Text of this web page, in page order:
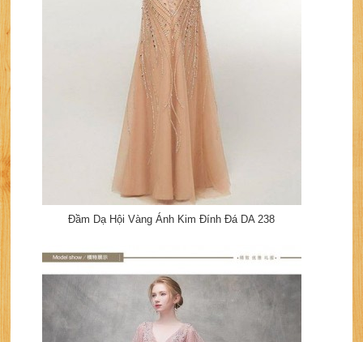
Đầm Dạ Hội Vàng Ánh Kim Đính Đá DA 238